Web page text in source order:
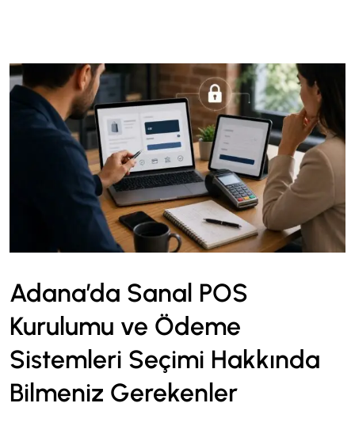
Adana’da Sanal POS
Kurulumu ve Ödeme
Sistemleri Seçimi Hakkında
Bilmeniz Gerekenler